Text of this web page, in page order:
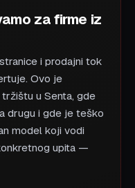
za firme iz
i prodajni tok
Ovo je
u Senta, gde
drugu i gde je teško
model koji vodi
upita —